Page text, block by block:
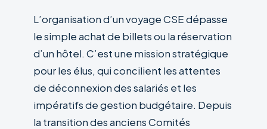
L’organisation d’un voyage CSE dépasse
le simple achat de billets ou la réservation
d’un hôtel. C’est une mission stratégique
pour les élus, qui concilient les attentes
de déconnexion des salariés et les
impératifs de gestion budgétaire. Depuis
la transition des anciens Comités